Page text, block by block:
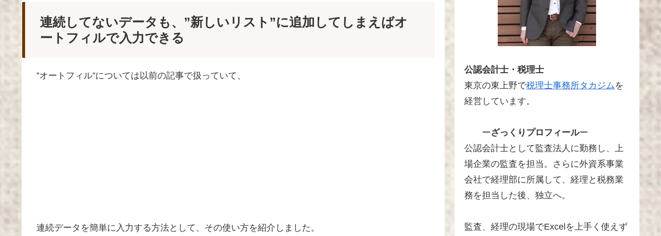
連続してないデータも、”新しいリスト”に追加してしまえばオ
ートフィルで入力できる
”オートフィル”については以前の記事で扱っていて、
連続データを簡単に入力する方法として、その使い方を紹介しました。
公認会計士・税理士
東京の東上野で税理士事務所タカジムを
経営しています。
ーざっくりプロフィールー
公認会計士として監査法人に勤務し、上
場企業の監査を担当。さらに外資系事業
会社で経理部に所属して、経理と税務業
務を担当した後、独立へ。
監査、経理の現場でExcelを上手く使えず